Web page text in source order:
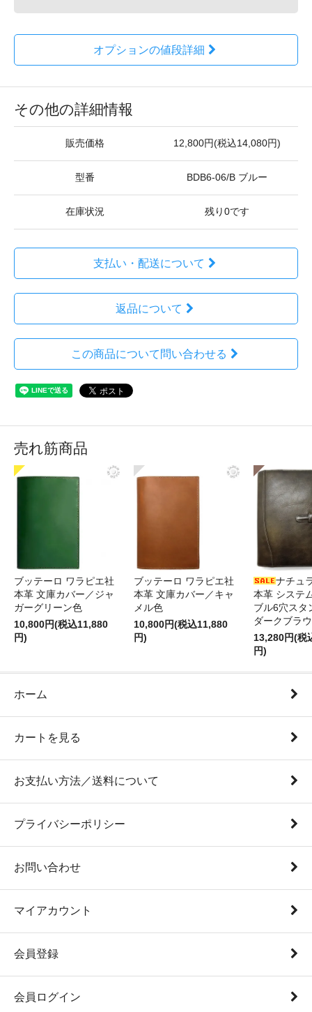
オプションの値段詳細
その他の詳細情報
販売価格 12,800円(税込14,080円)
型番 BDB6-06/B ブルー
在庫状況 残り0です
支払い・配送について
返品について
この商品について問い合わせる
売れ筋商品
ブッテーロ ワラピエ社
本革 文庫カバー／ジャ
ガーグリーン色
10,800円(税込11,880
円)
ブッテーロ ワラピエ社
本革 文庫カバー／キャ
メル色
10,800円(税込11,880
円)
ナチュ
本革 システ
ブル6穴スタ
ダークブラ
13,280円(税
円)
ホーム
カートを見る
お支払い方法／送料について
プライバシーポリシー
お問い合わせ
マイアカウント
会員登録
会員ログイン